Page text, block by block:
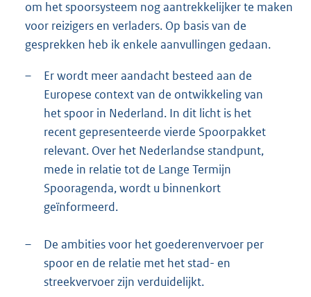
om het spoorsysteem nog aantrekkelijker te maken
voor reizigers en verladers. Op basis van de
gesprekken heb ik enkele aanvullingen gedaan.
–
Er wordt meer aandacht besteed aan de
Europese context van de ontwikkeling van
het spoor in Nederland. In dit licht is het
recent gepresenteerde vierde Spoorpakket
relevant. Over het Nederlandse standpunt,
mede in relatie tot de Lange Termijn
Spooragenda, wordt u binnenkort
geïnformeerd.
–
De ambities voor het goederenvervoer per
spoor en de relatie met het stad- en
streekvervoer zijn verduidelijkt.